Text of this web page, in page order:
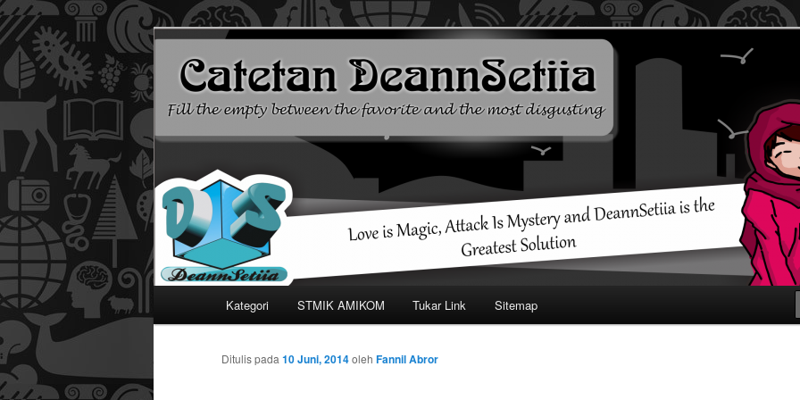
Catetan DS
Mari bermimpi dan ciptakan kehendak
Langsung
ke
Kategori STMIK AMIKOM Tukar Link Sitemap
Ditulis pada 10 Juni, 2014oleh Fannil Abror